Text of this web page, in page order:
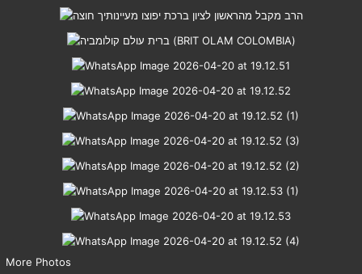
More Photos